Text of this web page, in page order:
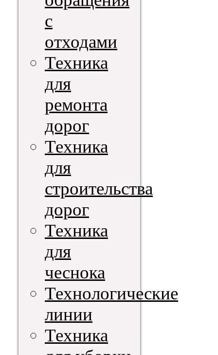
с
отходами
Техника
для
ремонта
дорог
Техника
для
строительства
дорог
Техника
для
чеснока
Технологические
линии
Техника